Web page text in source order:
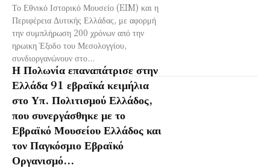
Το Εθνικό Ιστορικό Μουσείο (EIM) και η
Περιφέρεια Δυτικής Ελλάδας, με αφορμή
την συμπλήρωση 200 χρόνων από την
ηρωικη Έξοδο του Μεσολογγίου,
συνδιοργανώνουν στο...
Η Πολωνία επαναπάτρισε στην
Ελλάδα 91 εβραϊκά κειμήλια
στο Υπ. Πολιτισμού Ελλάδος,
που συνεργάσθηκε με το
Εβραϊκό Μουσείου Ελλάδος και
τον Παγκόσμιο Εβραϊκό
Οργανισμό...